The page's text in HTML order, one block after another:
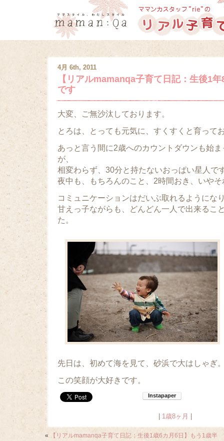
4月 6th, 2011
【リアルmamanqa子育て日記：生後1
です
大変、ご無沙汰しております。
とろは、とっても元気に、すくすくと育って
あっと言う間に2歳へのカウントダウンも始
が、
相変わらず、30分と持たないおっぱい星人で
夜中も、もちろんのこと、2時間おき、いや
コミュニケーションはだいぶ取れるようにな
甘えっ子ながらも、どんどん一人で出来るこ
た。
先日は、初めて海を見て、砂浜で大はしゃぎ
この笑顔が大好きです。
1歳8ヶ月
«
【リアルmamanqa子育て日記：生後1歳6カ月6日】もう1歳半